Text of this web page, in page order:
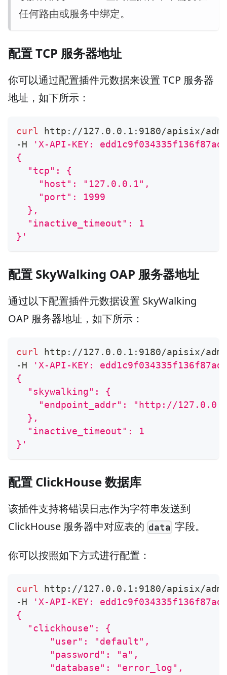
任何路由或服务中绑定。
配置 TCP 服务器地址
你可以通过配置插件元数据来设置 TCP 服务器
地址，如下所示：
curl http://127.0.0.1:9180/apisix/
-H
'X-API-KEY:
{
  "tcp": {
    "host": "127.0.0.1",
    "port": 1999
  },
  "inactive_timeout": 1
}'
配置 SkyWalking OAP 服务器地址
通过以下配置插件元数据设置 SkyWalking
OAP 服务器地址，如下所示：
curl http://127.0.0.1:9180/apisix/
-H
'X-API-KEY:
{
  "skywalking": {
"endpoint_addr": "http://
  },
  "inactive_timeout": 1
}'
配置 ClickHouse 数据库
该插件支持将错误日志作为字符串发送到
ClickHouse 服务器中对应表的 data 字段。
你可以按照如下方式进行配置：
curl http://127.0.0.1:9180/apisix/
-H
'X-API-KEY:
{
  "clickhouse": {
      "user": "default",
      "password": "a",
      "database": "error_log",